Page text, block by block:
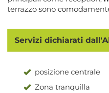
terrazzo sono
Servizi dichiarati
posizione centrale
Zona tranquilla